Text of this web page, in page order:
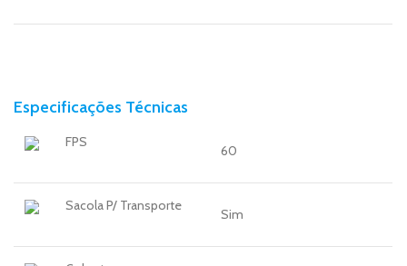
Especificações Técnicas
FPS
60
Sacola P/ Transporte
Sim